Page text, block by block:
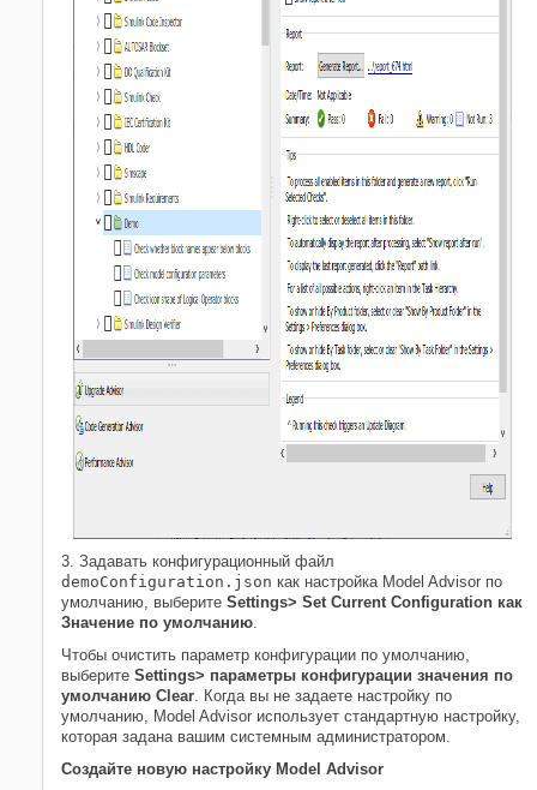
3. Задавать конфигурационный файл
demoConfiguration.json как настройка Model Advisor по
умолчанию, выберите Settings> Set Current Configuration как
Значение по умолчанию
Чтобы очистить параметр конфигурации по умолчанию,
выберите Settings> параметры конфигурации значения по
умолчанию Clear . Когда вы не задаете настройку по
умолчанию, Model Advisor использует стандартную настройку,
которая задана вашим системным администратором.
Создайте новую настройку Model Advisor